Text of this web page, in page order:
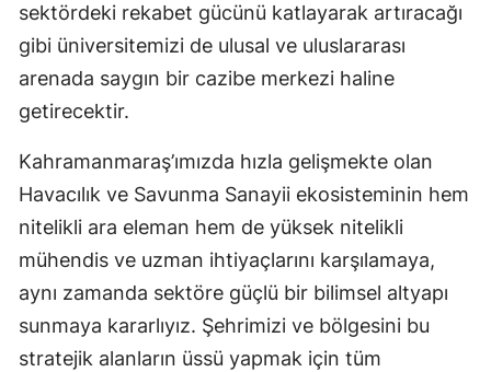
sektördeki rekabet gücünü katlayarak artıracağı
gibi üniversitemizi de ulusal ve uluslararası
arenada saygın bir cazibe merkezi haline
getirecektir.
Kahramanmaraş’ımızda hızla gelişmekte olan
Havacılık ve Savunma Sanayii ekosisteminin hem
nitelikli ara eleman hem de yüksek nitelikli
mühendis ve uzman ihtiyaçlarını karşılamaya,
aynı zamanda sektöre güçlü bir bilimsel altyapı
sunmaya kararlıyız. Şehrimizi ve bölgesini bu
stratejik alanların üssü yapmak için tüm